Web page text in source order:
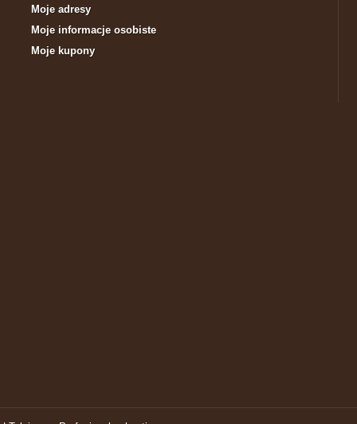
Moje adresy
Moje informacje osobiste
Moje kupony